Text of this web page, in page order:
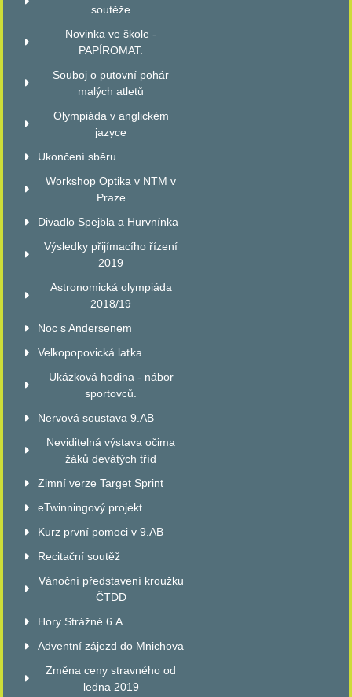
soutěže
Novinka ve škole -
PAPÍROMAT.
Souboj o putovní pohár
malých atletů
Olympiáda v anglickém
jazyce
Ukončení sběru
Workshop Optika v NTM v
Praze
Divadlo Spejbla a Hurvnínka
Výsledky přijímacího řízení
2019
Astronomická olympiáda
2018/19
Noc s Andersenem
Velkopopovická laťka
Ukázková hodina - nábor
sportovců.
Nervová soustava 9.AB
Neviditelná výstava očima
žáků devátých tříd
Zimní verze Target Sprint
eTwinningový projekt
Kurz první pomoci v 9.AB
Recitační soutěž
Vánoční představení kroužku
ČTDD
Hory Strážné 6.A
Adventní zájezd do Mnichova
Změna ceny stravného od
ledna 2019